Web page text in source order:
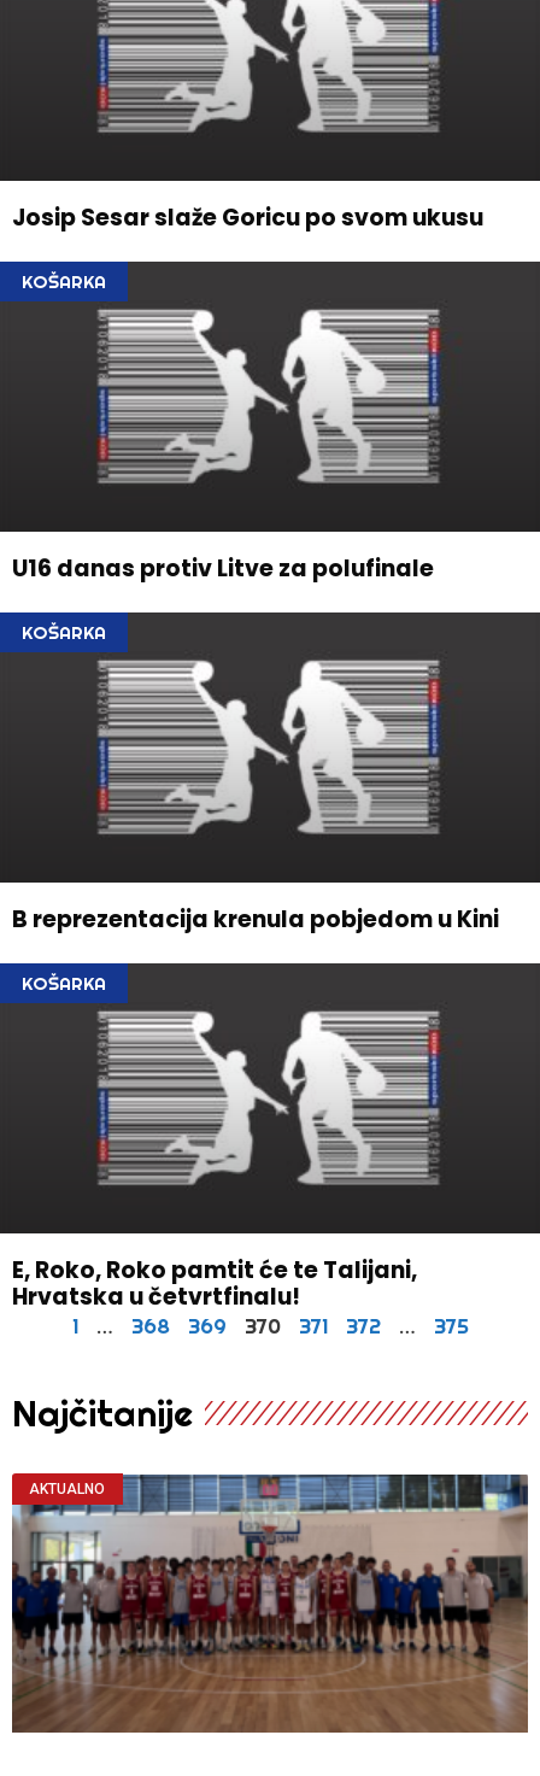
Josip Sesar slaže Goricu po svom ukusu
KOŠARKA
U16 danas protiv Litve za polufinale
KOŠARKA
B reprezentacija krenula pobjedom u Kini
KOŠARKA
E, Roko, Roko pamtit će te Talijani,
Hrvatska u četvrtfinalu!
1 … 368 369 370 371 372 … 375
Najčitanije
AKTUALNO